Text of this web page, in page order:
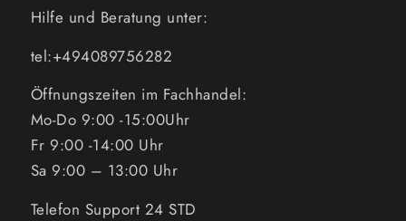
Hilfe und Beratung unter:
tel:+494089756282
Öffnungszeiten im Fachhandel:
Mo-Do 9:00 -15:00Uhr
Fr 9:00 -14:00 Uhr
Sa 9:00 – 13:00 Uhr
Telefon Support 24 STD